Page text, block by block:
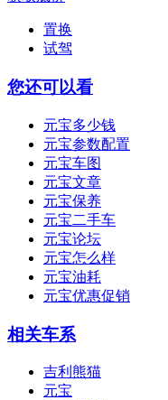
置换
试驾
您还可以看
元宝多少钱
元宝参数配置
元宝车图
元宝文章
元宝保养
元宝二手车
元宝论坛
元宝怎么样
元宝油耗
元宝优惠促销
相关车系
吉利熊猫
元宝